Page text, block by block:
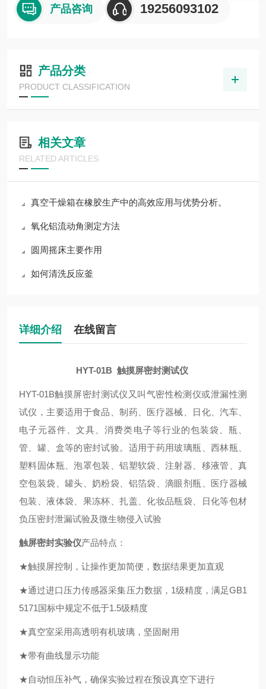
产品咨询 19256093102
产品分类
PRODUCT CLASSIFICATION
相关文章
RELATED ARTICLES
真空干燥箱在橡胶生产中的高效应用与优势分析。
氧化铝流动角测定方法
​圆周摇床主要作用
如何清洗反应釜
详细介绍 在线留言
HYT-01B 触摸屏密封测试仪
HYT-01B触摸屏密封测试仪又叫气密性检测仪或泄漏性测
试仪，主要适用于食品、制药、医疗器械、日化、汽车、
电子元器件、文具、消费类电子等行业的包装袋、瓶、
管、罐、盒等的密封试验。适用于药用玻璃瓶、西林瓶、
塑料固体瓶、泡罩包装、铝塑软袋、注射器、移液管、真
空包装袋、罐头、奶粉袋、铝箔袋、滴眼剂瓶、医疗器械
包装、液体袋、果冻杯、扎盖、化妆品瓶袋、日化等包材
负压密封泄漏试验及微生物侵入试验
触屏密封实验仪产品特点：
★触摸屏控制，让操作更加简便，数据结果更加直观
★通过进口压力传感器采集压力数据，1级精度，满足GB1
5171国标中规定不低于1.5级精度
★真空室采用高透明有机玻璃，坚固耐用
★带有曲线显示功能
★自动恒压补气，确保实验过程在预设真空下进行